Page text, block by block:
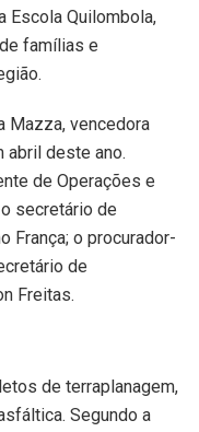
Escola Quilombola,
famílias e
Mazza, vencedora
deste ano.
de Operações e
secretário de
França; o procurador-
de
Freitas.
de terraplanagem,
Segundo a